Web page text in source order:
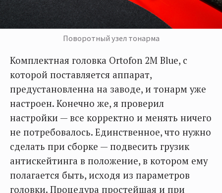
Поворотный узел тонарма
Комплектная головка Ortofon 2M Blue, с
которой поставляется аппарат,
предустановленна на заводе, и тонарм уже
настроен. Конечно же, я проверил
настройки — все корректно и менять ничего
не потребовалось. Единственное, что нужно
сделать при сборке — подвесить грузик
антискейтинга в положение, в котором ему
полагается быть, исходя из параметров
головки. Процедура простейшая и при